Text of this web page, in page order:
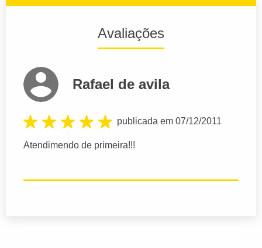
Avaliações
Rafael de avila
publicada em 07/12/2011
Atendimendo de primeira!!!